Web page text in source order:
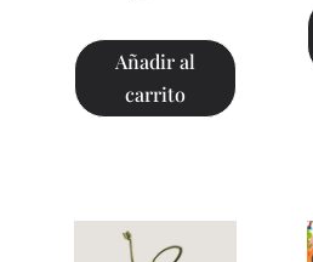
Añadir al
carrito